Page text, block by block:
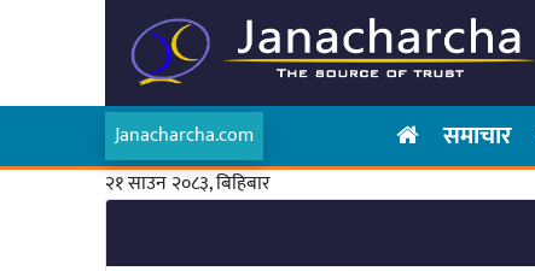
Janacharcha.com समाचार
२१ साउन २०८३, बिहिबार